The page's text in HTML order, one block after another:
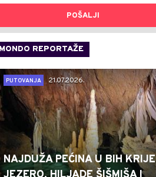
POŠALJI
MONDO REPORTAŽE
PUTOVANJA
21.07.2026.
NAJDUŽA PEĆINA U BIH KRIJE